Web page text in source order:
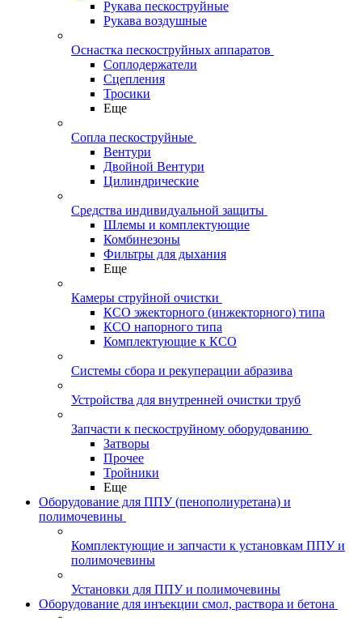
Рукава пескоструйные
Рукава воздушные
Оснастка пескоструйных аппаратов
Соплодержатели
Сцепления
Тросики
Еще
Сопла пескоструйные
Вентури
Двойной Вентури
Цилиндрические
Средства индивидуальной защиты
Шлемы и комплектующие
Комбинезоны
Фильтры для дыхания
Еще
Камеры струйной очистки
КСО эжекторного (инжекторного) типа
КСО напорного типа
Комплектующие к КСО
Системы сбора и рекуперации абразива
Устройства для внутренней очистки труб
Запчасти к пескоструйному оборудованию
Затворы
Прочее
Тройники
Еще
Оборудование для ППУ (пенополиуретана) и
полимочевины
Комплектующие и запчасти к установкам ППУ и
полимочевины
Установки для ППУ и полимочевины
Оборудование для инъекции смол, раствора и бетона